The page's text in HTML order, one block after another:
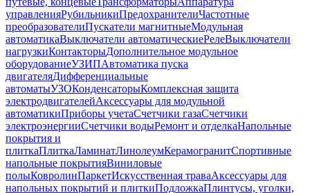
управленияРубильникиПредохранителиЧастотные
преобразователиПускатели магнитныеМодульная
автоматикаВыключатели автоматическиеРелеВыключатели
нагрузкиКонтакторыДополнительное модульное
оборудованиеУЗИПАвтоматика пуска
двигателяДифференциальные
автоматыУЗОКонденсаторыКомплексная защита
электродвигателейАксессуары для модульной
автоматикиПриборы учетаСчетчики газаСчетчики
электроэнергииСчетчики водыРемонт и отделкаНапольные
покрытия и
плиткаПлиткаЛаминатЛинолеумКерамогранитСпортивные
напольные покрытияВиниловые
полыКовролинПаркетИскусственная траваАксессуары для
напольных покрытий и плиткиПодложкаПлинтусы, уголки,